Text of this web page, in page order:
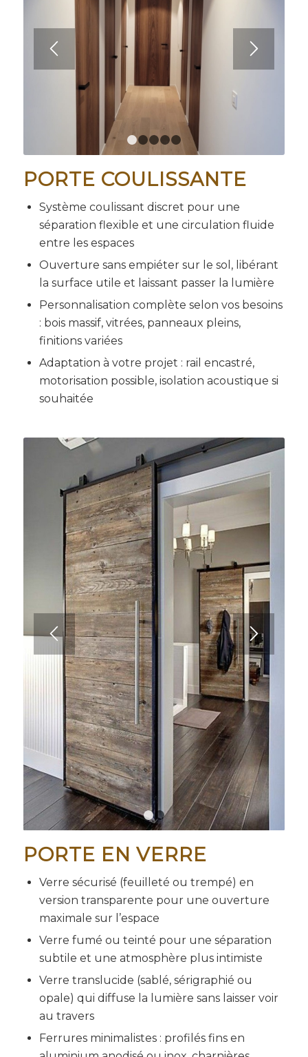
PORTE COULISSANTE
Système coulissant discret pour une
séparation flexible et une circulation fluide
entre les espaces
Ouverture sans empiéter sur le sol, libérant
la surface utile et laissant passer la lumière
Personnalisation complète selon vos besoins
: bois massif, vitrées, panneaux pleins,
finitions variées
Adaptation à votre projet : rail encastré,
motorisation possible, isolation acoustique si
souhaitée
1 2
PORTE EN VERRE
Verre sécurisé (feuilleté ou trempé) en
version transparente pour une ouverture
maximale sur l’espace
Verre fumé ou teinté pour une séparation
subtile et une atmosphère plus intimiste
Verre translucide (sablé, sérigraphié ou
opale) qui diffuse la lumière sans laisser voir
au travers
Ferrures minimalistes : profilés fins en